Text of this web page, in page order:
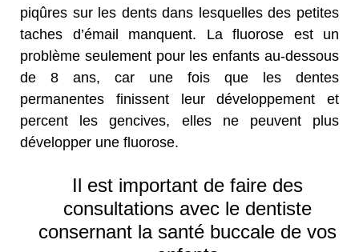
piqûres sur les dents dans lesquelles des petites
taches d’émail manquent. La fluorose est un
problème seulement pour les enfants au-dessous
de 8 ans, car une fois que les dentes
permanentes finissent leur développement et
percent les gencives, elles ne peuvent plus
développer une fluorose.
Il est important de faire des
consultations avec le dentiste
consernant la santé buccale de vos